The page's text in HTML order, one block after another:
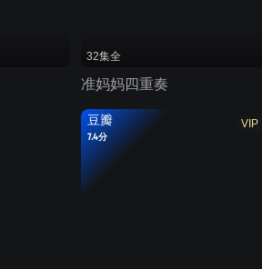
32集全
准妈妈四重奏
VIP
豆瓣
7.4分